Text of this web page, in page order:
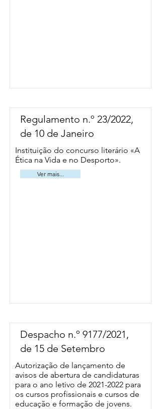
Regulamento n.º 23/2022,
de 10 de Janeiro
Instituição do concurso literário «A
Ética na Vida e no Desporto».
Ver mais...
Despacho n.º 9177/2021,
de 15 de Setembro
Autorização de lançamento de
avisos de abertura de candidaturas
para o ano letivo de 2021-2022 para
os cursos profissionais e cursos de
educação e formação de jovens.